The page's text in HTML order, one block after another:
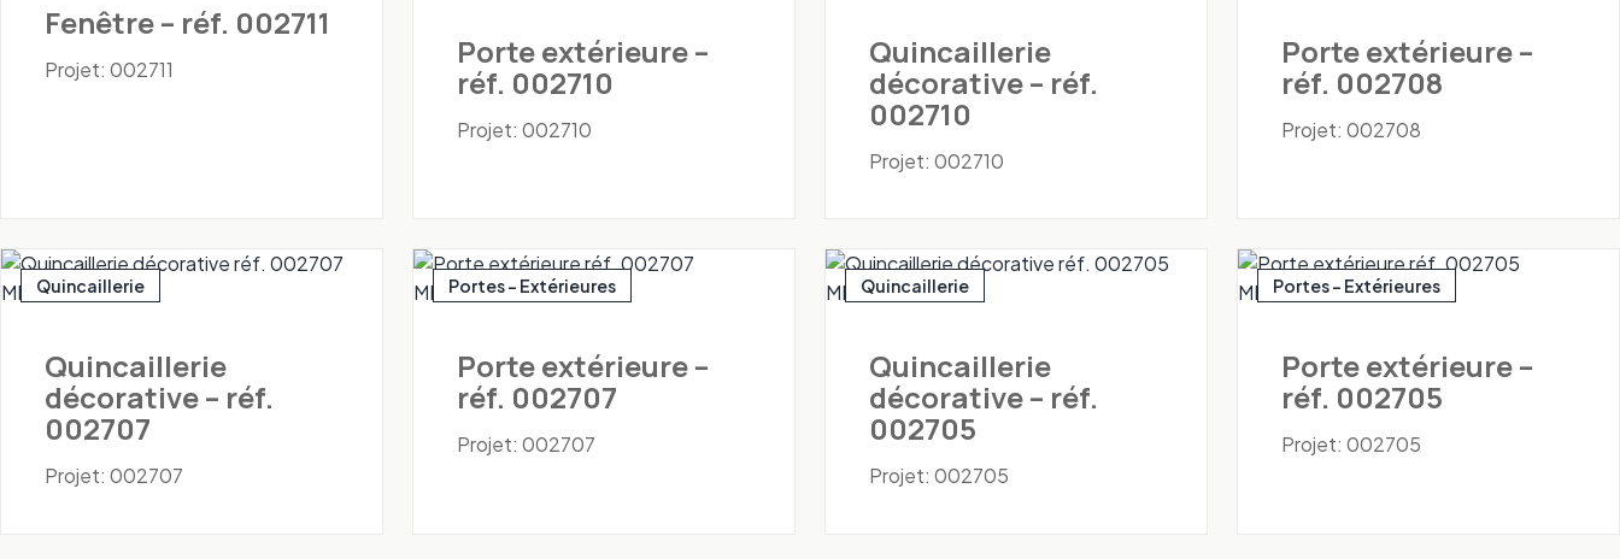
Fenêtre – réf. 002711
Projet: 002711 Porte extérieure –
réf. 002710
Projet: 002710
Quincaillerie
décorative – réf.
002710
Projet: 002710
Porte extérieure –
réf. 002708
Projet: 002708
Quincaillerie
Quincaillerie
décorative – réf.
002707
Projet: 002707
Portes - Extérieures
Porte extérieure –
réf. 002707
Projet: 002707
Quincaillerie
Quincaillerie
décorative – réf.
002705
Projet: 002705
Portes - Extérieures
Porte extérieure –
réf. 002705
Projet: 002705